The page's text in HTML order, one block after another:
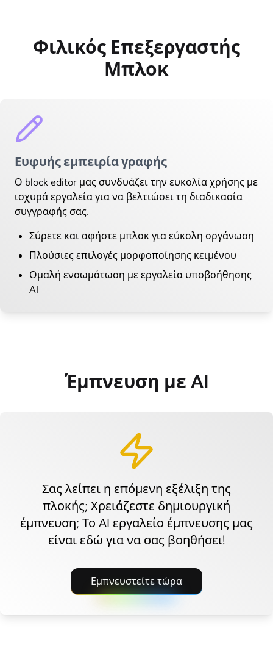
Φιλικός Επεξεργαστής
Μπλοκ
Ευφυής εμπειρία γραφής
Ο block editor μας συνδυάζει την ευκολία χρήσης με
ισχυρά εργαλεία για να βελτιώσει τη διαδικασία
συγγραφής σας.
Σύρετε και αφήστε μπλοκ για εύκολη οργάνωση
Πλούσιες επιλογές μορφοποίησης κειμένου
Ομαλή ενσωμάτωση με εργαλεία υποβοήθησης
AI
Έμπνευση με AI
Σας λείπει η επόμενη εξέλιξη της
πλοκής; Χρειάζεστε δημιουργική
έμπνευση; Το AI εργαλείο έμπνευσης μας
είναι εδώ για να σας βοηθήσει!
Εμπνευστείτε τώρα